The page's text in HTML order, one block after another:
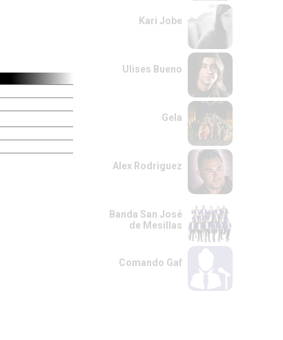
Kari Jobe
Ulises Bueno
Gela
Alex Rodriguez
Banda San José
de Mesillas
Comando Gaf